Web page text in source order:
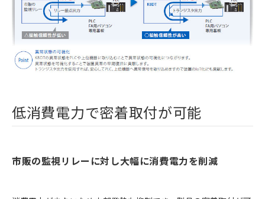
低消費電力で密着取付が可能
市販の監視リレーに対し大幅に消費電力を削減